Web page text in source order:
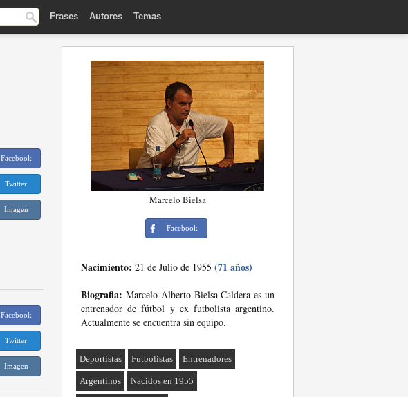
Frases Autores Temas
Facebook
Twitter
Imagen
Facebook
Twitter
Imagen
Marcelo Bielsa
Facebook
Nacimiento: 21 de Julio de 1955 (71 años)
Biografia: Marcelo Alberto Bielsa Caldera es un
entrenador de fútbol y ex futbolista argentino.
Actualmente se encuentra sin equipo.
Deportistas Futbolistas Entrenadores
Argentinos Nacidos en 1955